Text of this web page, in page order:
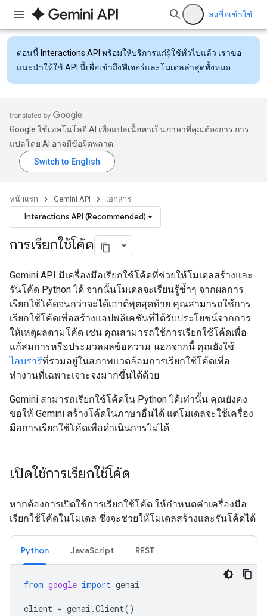
ลงชื่อเข้าใช้
ตอนนี้ Interactions API พร้อมให้บริการแก่ผู้ใช้ทั่วไปแล้ว เราขอ
แนะนำให้ใช้ API นี้เพื่อเข้าถึงฟีเจอร์และโมเดลล่าสุดทั้งหมด
Google ใช้เทคโนโลยี AI เพื่อแปลเนื้อหาเป็นภาษาที่คุณต้องการ การ
แปลโดย AI อาจมีข้อผิดพลาด
หน้าแรก Gemini API เอกสาร
Interactions API (Recommended)
การเรียกใช้โค้ด
Gemini API มีเครื่องมือเรียกใช้โค้ดที่ช่วยให้โมเดลสร้างและ
รันโค้ด Python ได้ จากนั้นโมเดลจะเรียนรู้ซ้ำๆ จากผลการ
เรียกใช้โค้ดจนกว่าจะได้เอาต์พุตสุดท้าย คุณสามารถใช้การ
เรียกใช้โค้ดเพื่อสร้างแอปพลิเคชันที่ได้รับประโยชน์จากการ
ให้เหตุผลตามโค้ด เช่น คุณสามารถใช้การเรียกใช้โค้ดเพื่อ
แก้สมการหรือประมวลผลข้อความ นอกจากนี้ คุณยังใช้
ไลบรารีที่รวมอยู่ในสภาพแวดล้อมการเรียกใช้โค้ดเพื่อ
ทำงานที่เฉพาะเจาะจงมากขึ้นได้ด้วย
Gemini สามารถเรียกใช้โค้ดใน Python ได้เท่านั้น คุณยังคง
ขอให้ Gemini สร้างโค้ดในภาษาอื่นได้ แต่โมเดลจะใช้เครื่อง
มือการเรียกใช้โค้ดเพื่อดำเนินการไม่ได้
เปิดใช้การเรียกใช้โค้ด
หากต้องการเปิดใช้การเรียกใช้โค้ด ให้กำหนดค่าเครื่องมือ
เรียกใช้โค้ดในโมเดล ซึ่งจะช่วยให้โมเดลสร้างและรันโค้ดได้
Python JavaScript REST
from google import genai
client = genai .Client()